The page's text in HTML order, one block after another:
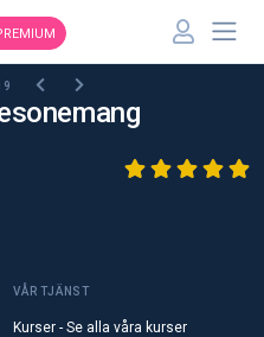
VÅR TJÄNST
Kurser - Se alla våra kurser